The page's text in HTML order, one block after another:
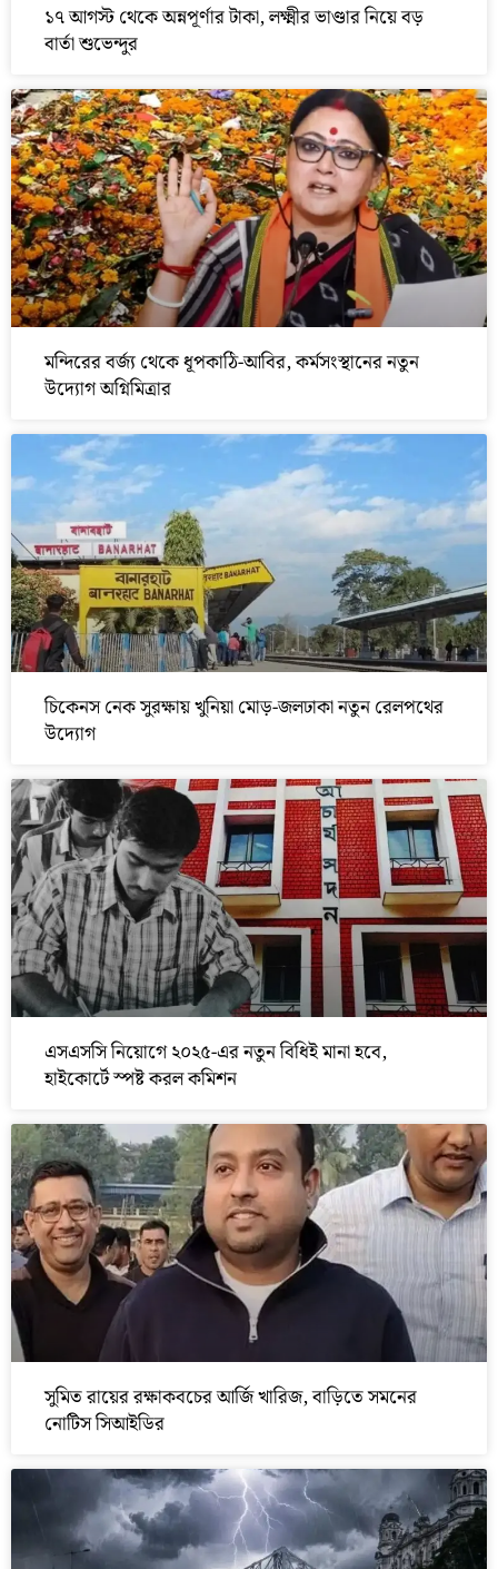
১৭ আগস্ট থেকে অন্নপূর্ণার টাকা, লক্ষ্মীর ভাণ্ডার নিয়ে বড়
বার্তা শুভেন্দুর
মন্দিরের বর্জ্য থেকে ধূপকাঠি-আবির, কর্মসংস্থানের নতুন
উদ্যোগ অগ্নিমিত্রার
চিকেনস নেক সুরক্ষায় খুনিয়া মোড়-জলঢাকা নতুন রেলপথের
উদ্যোগ
এসএসসি নিয়োগে ২০২৫-এর নতুন বিধিই মানা হবে,
হাইকোর্টে স্পষ্ট করল কমিশন
সুমিত রায়ের রক্ষাকবচের আর্জি খারিজ, বাড়িতে সমনের
নোটিস সিআইডির